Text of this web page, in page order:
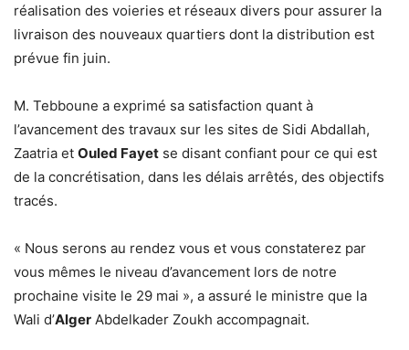
réalisation des voieries et réseaux divers pour assurer la
livraison des nouveaux quartiers dont la distribution est
prévue fin juin.
M. Tebboune a exprimé sa satisfaction quant à
l’avancement des travaux sur les sites de Sidi Abdallah,
Zaatria et Ouled Fayet se disant confiant pour ce qui est
de la concrétisation, dans les délais arrêtés, des objectifs
tracés.
« Nous serons au rendez vous et vous constaterez par
vous mêmes le niveau d’avancement lors de notre
prochaine visite le 29 mai », a assuré le ministre que la
Wali d’Alger Abdelkader Zoukh accompagnait.